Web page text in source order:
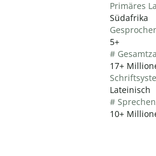
Primäres
Südafrika
5+
#
17+
Lateinisch
#
10+